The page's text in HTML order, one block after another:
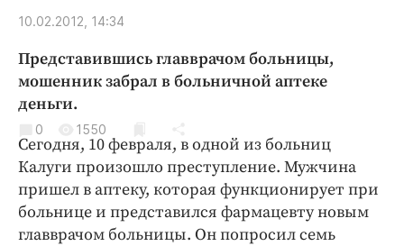
Авто и транспорт
Криминал
Культура
Недвижимость и ЖКХ
Образование
Общество
Погода
Праздники
10.02.2012, 14:34
Представившись главврачом больницы,
мошенник забрал в больничной аптеке
деньги.
0 1550
Сегодня, 10 февраля, в одной из больниц
Калуги произошло преступление. Мужчина
пришел в аптеку, которая функционирует при
больнице и представился фармацевту новым
главврачом больницы. Он попросил семь